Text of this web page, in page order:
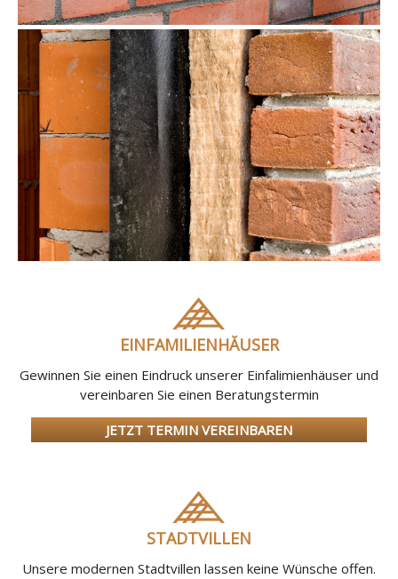
EINFAMILIENHĂUSER
Gewinnen Sie einen Eindruck unserer Einfalimienhäuser und
vereinbaren Sie einen Beratungstermin
JETZT TERMIN VEREINBAREN
STADTVILLEN
Unsere modernen Stadtvillen lassen keine Wünsche offen.